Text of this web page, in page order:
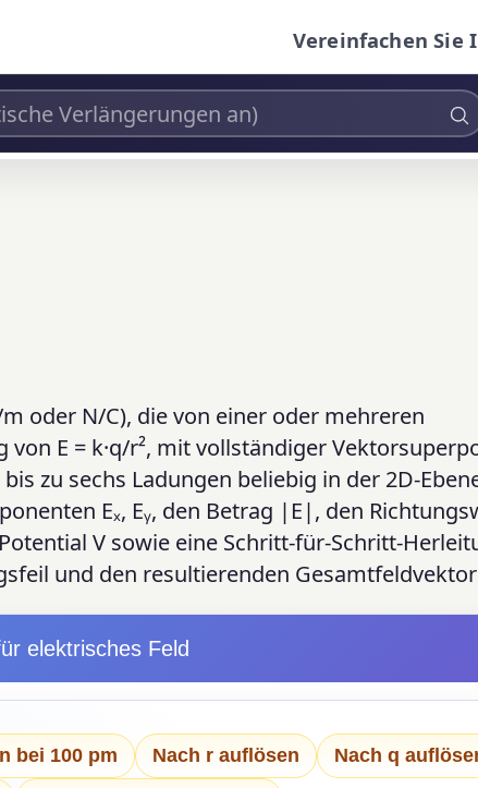
Vereinfachen Sie
oder N/C), die von einer oder mehreren
E = k·q/r², mit vollständiger
zu sechs Ladungen beliebig in der 2D-
Eₓ, Eᵧ, den Betrag |E|, den
V sowie eine Schritt-für-Schritt-
und den resultierenden
elektrisches Feld
bei 100 pm Nach r auflösen Nach q